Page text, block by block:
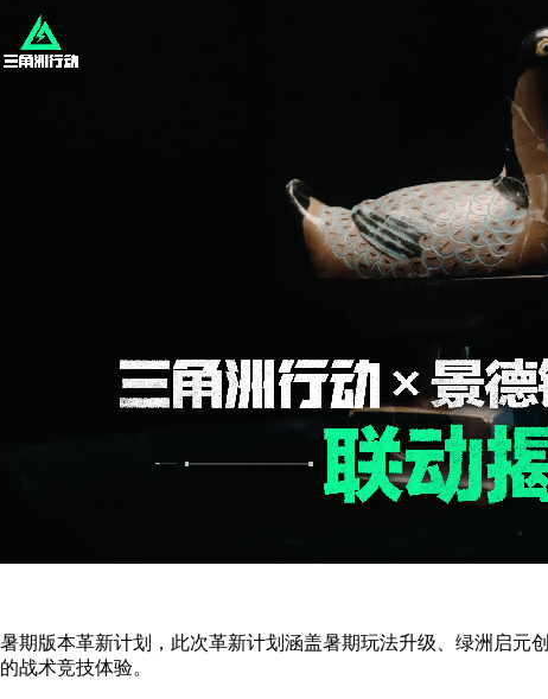
期版本革新计划，此次革新计划涵盖暑期玩法升级、绿洲启
战术竞技体验。